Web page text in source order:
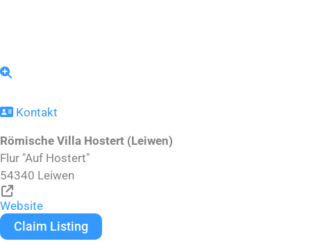
Kontakt
Römische Villa Hostert (Leiwen)
Flur "Auf Hostert"
54340 Leiwen
Website
Claim Listing